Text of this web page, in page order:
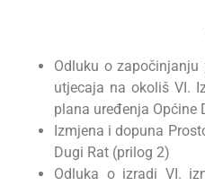
Odluku o započinjanju
utjecaja na okoliš VI.
plana uređenja Općine
Izmjena i dopuna
Dugi Rat (prilog 2)
Odluka o izradi VI.